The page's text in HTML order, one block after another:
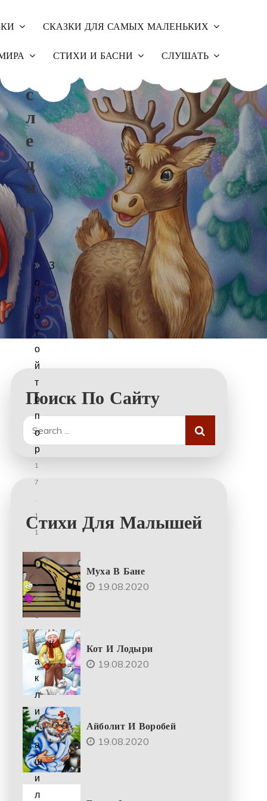
СКАЗКИ ДЛЯ САМЫХ МАЛЕНЬКИХ
СТИХИ И БАСНИ СЛУШАТЬ
Поиск По Сайту
Search
for:
Стихи Для Малышей
Муха В Бане
19.08.2020
Кот И Лодыри
19.08.2020
Айболит И Воробей
19.08.2020
С
Л
Е
Д
Н
Е
Е
З
о
л
о
т
о
й
т
о
п
о
р
1
7
.
1
1
.
2
0
2
5
К
а
к
л
и
с
а
ш
и
л